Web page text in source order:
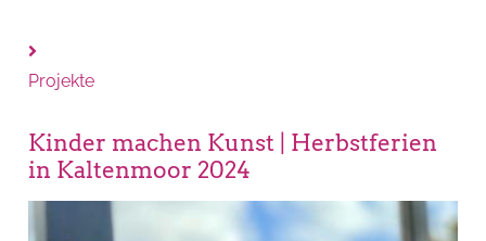
Projekte
Kinder machen Kunst | Herbstferien
in Kaltenmoor 2024